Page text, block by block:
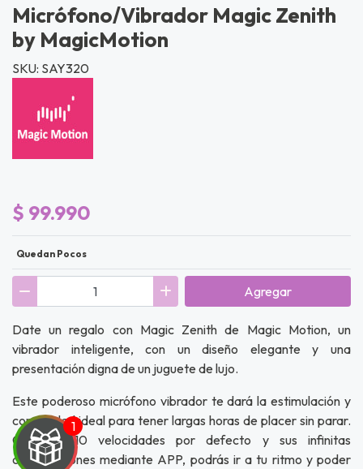
Micrófono/Vibrador Magic Zenith
by MagicMotion
SKU: SAY320
$ 99.990
Quedan Pocos
Agregar
Date un regalo con Magic Zenith de Magic Motion, un
vibrador inteligente, con un diseño elegante y una
presentación digna de un juguete de lujo.
Este poderoso micrófono vibrador te dará la estimulación y
comodidad ideal para tener largas horas de placer sin parar.
Con sus 10 velocidades por defecto y sus infinitas
combinaciones mediante APP, podrás ir a tu ritmo y poder